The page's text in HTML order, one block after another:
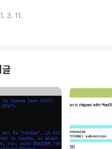
시스템 on 하기! 제어판 > 프로그
팅하고 와줍니다! 2. Linux 배포판
를 열어줍니다. wsl 검색 후 앱 중
LTS" 이름으로 된 앱 하나를 픽해서
숫자가 높은게 최신 버전이겠죠? 저는
3. 11.
글